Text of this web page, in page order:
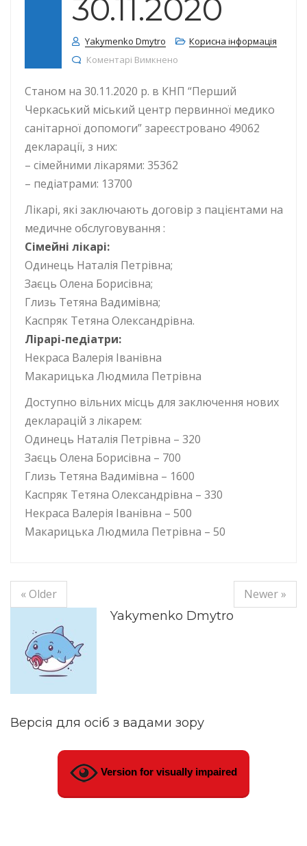
30.11.2020
Yakymenko Dmytro
Корисна інформація
Коментарі Вимкнено
Станом на 30.11.2020 р. в КНП “Перший
Черкаський міський центр первинної медико
санітарної допомоги” зареєстровано 49062
декларації, з них:
– сімейними лікарями: 35362
– педіатрами: 13700
Лікарі, які заключають договір з пацієнтами на
медичне обслуговування :
Сімейні лікарі:
Одинець Наталія Петрівна;
Заєць Олена Борисівна;
Глизь Тетяна Вадимівна;
Каспряк Тетяна Олександрівна.
Лірарі-педіатри:
Некраса Валерія Іванівна
Макарицька Людмила Петрівна
Доступно вільних місць для заключення нових
декларацій з лікарем:
Одинець Наталія Петрівна – 320
Заєць Олена Борисівна – 700
Глизь Тетяна Вадимівна – 1600
Каспряк Тетяна Олександрівна – 330
Некраса Валерія Іванівна – 500
Макарицька Людмила Петрівна – 50
« Older
Newer »
Yakymenko Dmytro
Версія для осіб з вадами зору
Version for visually impaired